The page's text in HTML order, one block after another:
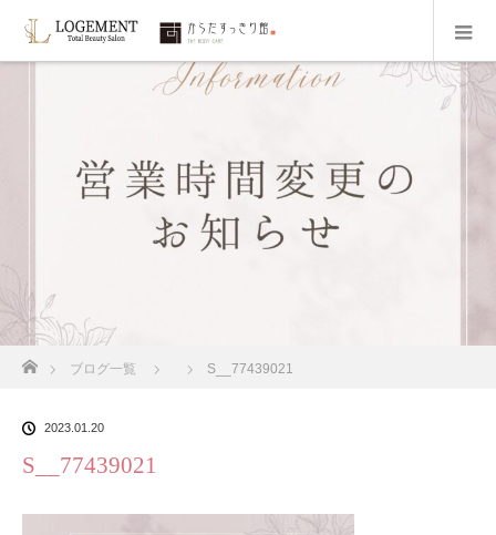
ブログ一覧 S__77439021
2023.01.20
S__77439021